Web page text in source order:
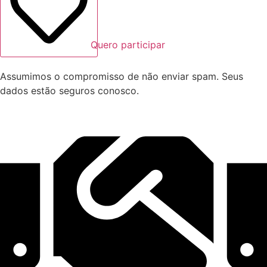
Quero participar
Assumimos o compromisso de não enviar spam. Seus
dados estão seguros conosco.